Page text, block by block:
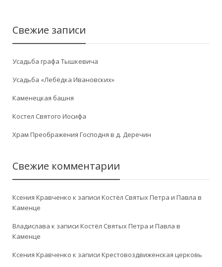
Свежие записи
Усадьба графа Тышкевича
Усадьба «Лебёдка Ивановских»
Каменецкая башня
Костел Святого Иосифа
Храм Преображения Господня в д. Деречин
Свежие комментарии
Ксения Кравченко к записи Костёл Святых Петра и Павла в
Каменце
Владислава к записи Костёл Святых Петра и Павла в
Каменце
Ксения Кравченко к записи Крестовоздвиженская церковь